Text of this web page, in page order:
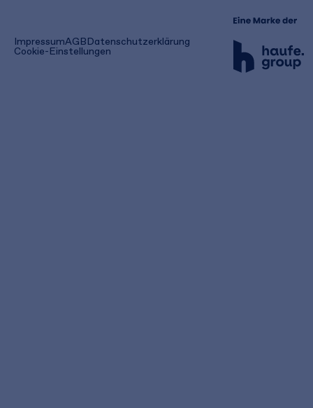
ImpressumAGB(öffnet
in
einem
Datenschutzerklärung
Cookie-Einstellungen